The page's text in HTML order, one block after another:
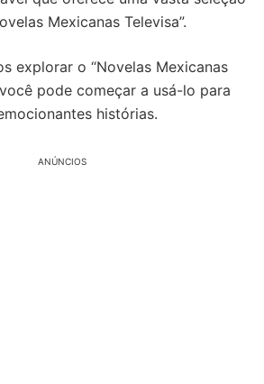
Mexicanas Televisa”.
explorar o “Novelas Mexicanas
pode começar a usá-lo para
histórias.
ANÚNCIOS